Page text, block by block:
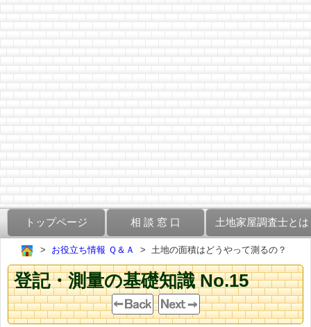
トップページ 相 談 窓 口 土地家屋調査士とは
お役立ち情報 Ｑ＆Ａ 土地の面積はどうやって測るの？
登記・測量の基礎知識 No.15